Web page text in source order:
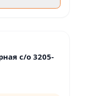
с/о 3205-